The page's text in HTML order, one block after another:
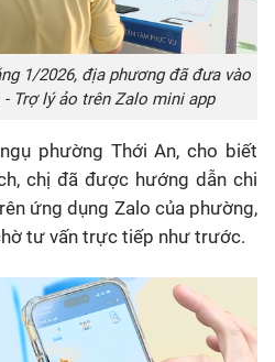
1/2026, địa phương đã đưa vào
- Trợ lý ảo trên Zalo mini app
phường Thới An, cho biết
chị đã được hướng dẫn chi
ứng dụng Zalo của phường,
tư vấn trực tiếp như trước.